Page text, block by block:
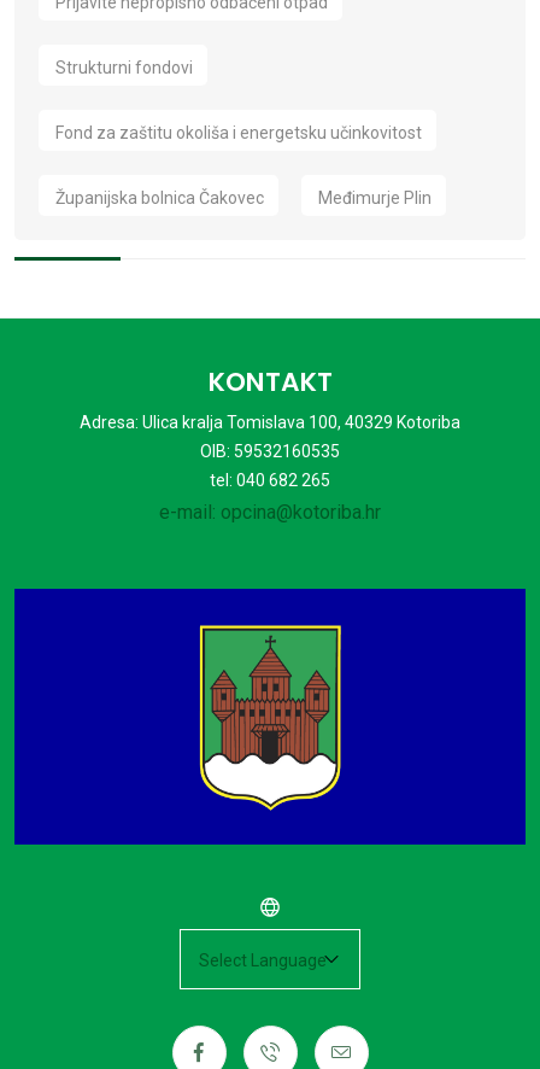
Strukturni fondovi
Fond za zaštitu okoliša i energetsku učinkovitost
Županijska bolnica Čakovec Međimurje Plin
KONTAKT
Adresa: Ulica kralja Tomislava 100, 40329 Kotoriba
OIB: 59532160535
tel: 040 682 265
e-mail: opcina@kotoriba.hr